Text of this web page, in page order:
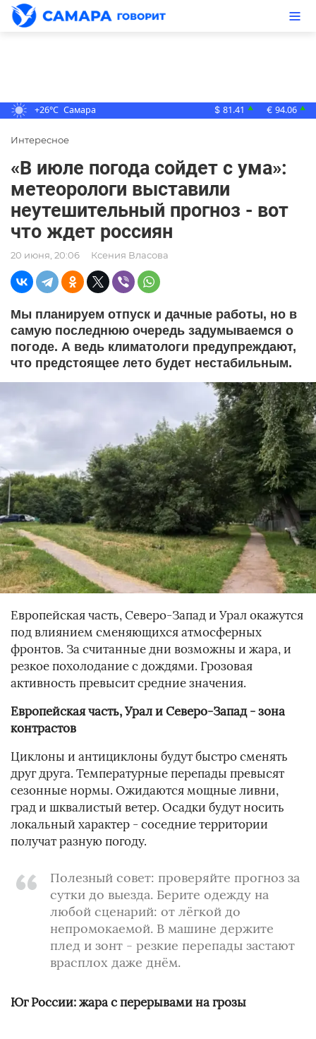
+26°C Самара $ 81.41 ▲ € 94.06 ▲
Интересное
«В июле погода сойдет с ума»:
метеорологи выставили
неутешительный прогноз - вот
что ждет россиян
20 июня, 20:06 Ксения Власова
Мы планируем отпуск и дачные работы, но в
самую последнюю очередь задумываемся о
погоде. А ведь климатологи предупреждают,
что предстоящее лето будет нестабильным.
Европейская часть, Северо-Запад и Урал окажутся
под влиянием сменяющихся атмосферных
фронтов. За считанные дни возможны и жара, и
резкое похолодание с дождями. Грозовая
активность превысит средние значения.
Европейская часть, Урал и Северо-Запад - зона
контрастов
Циклоны и антициклоны будут быстро сменять
друг друга. Температурные перепады превысят
сезонные нормы. Ожидаются мощные ливни,
град и шквалистый ветер. Осадки будут носить
локальный характер - соседние территории
получат разную погоду.
Полезный совет: проверяйте прогноз за
сутки до выезда. Берите одежду на
любой сценарий: от лёгкой до
непромокаемой. В машине держите
плед и зонт - резкие перепады застают
врасплох даже днём.
Юг России: жара с перерывами на грозы